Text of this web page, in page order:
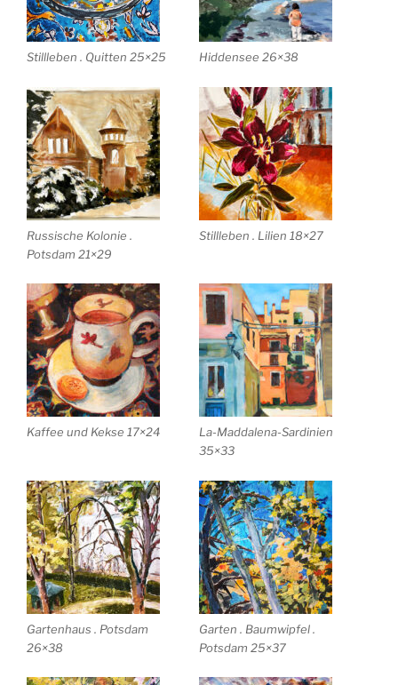
Stillleben . Quitten 25×25 Hiddensee 26×38
Russische Kolonie .
Potsdam 21×29
Stillleben . Lilien 18×27
Kaffee und Kekse 17×24
La-Maddalena-Sardinien
35×33
Gartenhaus . Potsdam
26×38
Garten . Baumwipfel .
Potsdam 25×37